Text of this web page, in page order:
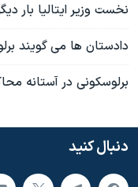
نخست وزیر ایتالیا بار
دادستان ها می گویند
برلوسکونی در آستانه
دنبال کنید